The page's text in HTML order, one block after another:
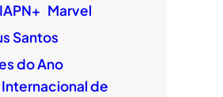
Marvel
Santos
do Ano
de